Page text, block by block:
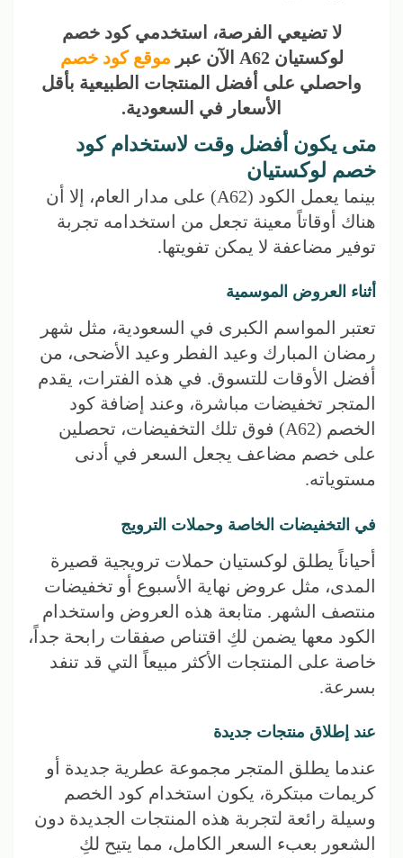
لا تضيعي الفرصة، استخدمي كود خصم
لوكستيان A62 الآن عبر
موقع كود خصم
واحصلي على أفضل المنتجات الطبيعية بأقل
الأسعار في السعودية.
متى يكون أفضل وقت لاستخدام كود
خصم لوكستيان
بينما يعمل الكود (A62) على مدار العام، إلا أن
هناك أوقاتاً معينة تجعل من استخدامه تجربة
توفير مضاعفة لا يمكن تفويتها.
أثناء العروض الموسمية
تعتبر المواسم الكبرى في السعودية، مثل شهر
رمضان المبارك وعيد الفطر وعيد الأضحى، من
أفضل الأوقات للتسوق. في هذه الفترات، يقدم
المتجر تخفيضات مباشرة، وعند إضافة كود
الخصم (A62) فوق تلك التخفيضات، تحصلين
على خصم مضاعف يجعل السعر في أدنى
مستوياته.
في التخفيضات الخاصة وحملات الترويج
أحياناً يطلق لوكستيان حملات ترويجية قصيرة
المدى، مثل عروض نهاية الأسبوع أو تخفيضات
منتصف الشهر. متابعة هذه العروض واستخدام
الكود معها يضمن لكِ اقتناص صفقات رابحة جداً،
خاصة على المنتجات الأكثر مبيعاً التي قد تنفد
بسرعة.
عند إطلاق منتجات جديدة
عندما يطلق المتجر مجموعة عطرية جديدة أو
كريمات مبتكرة، يكون استخدام كود الخصم
وسيلة رائعة لتجربة هذه المنتجات الجديدة دون
الشعور بعبء السعر الكامل، مما يتيح لكِ